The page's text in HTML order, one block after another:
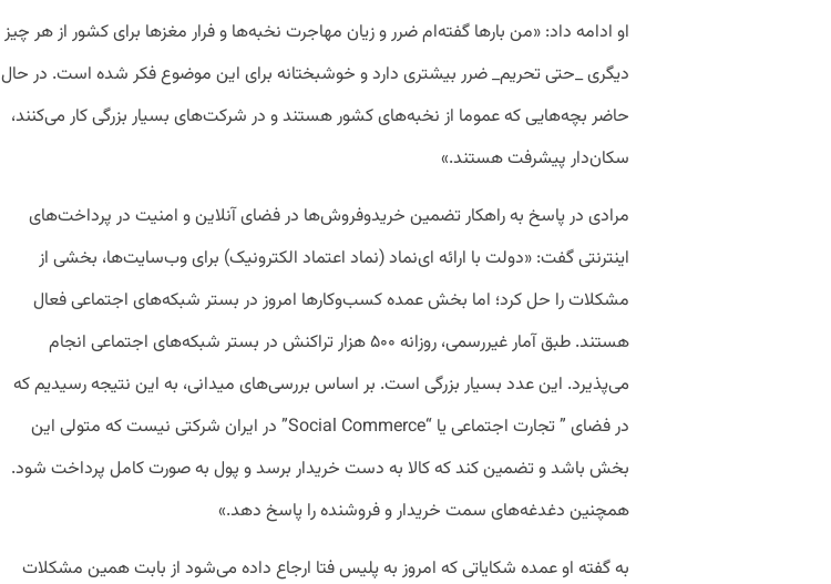
او ادامه داد: «من بارها گفته‌ام ضرر و زیان مهاجرت نخبه‌ها و فرار مغزها برای کشور از هر چیز
دیگری _حتی تحریم_ ضرر بیشتری دارد و خوشبختانه برای این موضوع فکر شده است. در حال
حاضر بچه‌هایی که عموما از نخبه‌های کشور هستند و در شرکت‌های بسیار بزرگی کار می‌کنند،
سکان‌دار پیشرفت هستند.»
مرادی در پاسخ به راهکار تضمین خریدوفروش‌ها در فضای آنلاین و امنیت در پرداخت‌های
اینترنتی گفت: «دولت با ارائه ای‌نماد (نماد اعتماد الکترونیک) برای وب‌سایت‌ها، بخشی از
مشکلات را حل کرد؛ اما بخش عمده کسب‌وکارها امروز در بستر شبکه‌های اجتماعی فعال
هستند. طبق آمار غیررسمی، روزانه ۵۰۰ هزار تراکنش در بستر شبکه‌های اجتماعی انجام
می‌پذیرد. این عدد بسیار بزرگی است. بر اساس بررسی‌های میدانی، به این نتیجه رسیدیم که
در فضای ” تجارت اجتماعی یا “Social Commerce” در ایران شرکتی نیست که متولی این
بخش باشد و تضمین کند که کالا به دست خریدار برسد و پول به صورت کامل پرداخت شود.
همچنین دغدغه‌های سمت خریدار و فروشنده را پاسخ دهد.»
به گفته او عمده شکایاتی که امروز به پلیس فتا ارجاع داده می‌شود از بابت همین مشکلات